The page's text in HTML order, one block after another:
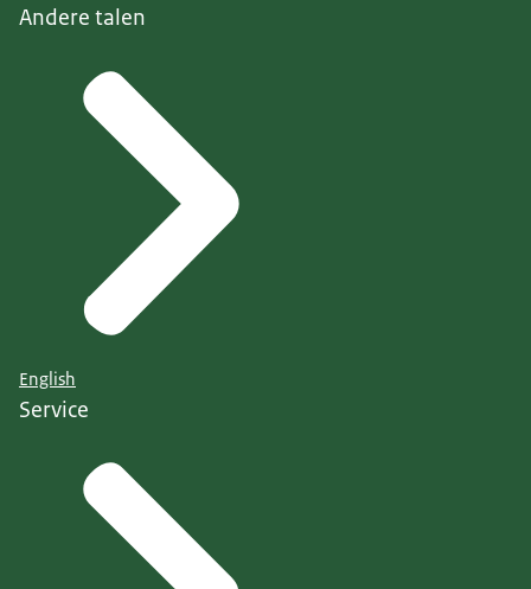
Andere talen
English
Service